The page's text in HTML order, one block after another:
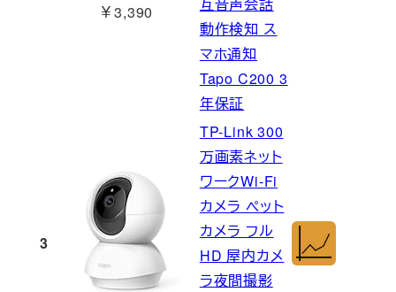
￥3,390
互音声会話
動作検知 ス
マホ通知
Tapo C200 3
年保証
3
TP-Link 300
万画素ネット
ワークWi-Fi
カメラ ペット
カメラ フル
HD 屋内カメ
ラ夜間撮影